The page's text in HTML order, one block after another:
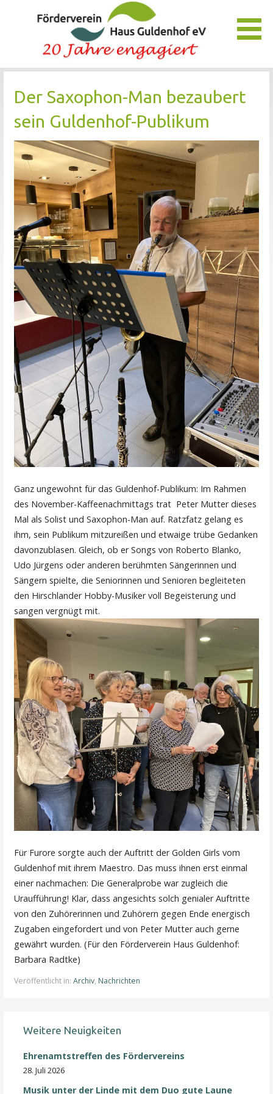
Unser Verein bietet Interessierten viele Möglichkeiten, das
Pflegezentrum Haus Guldenhof zu unterstützen und zu
fördern.
Der Saxophon-Man bezaubert
sein Guldenhof-Publikum
Ganz ungewohnt für das Guldenhof-Publikum: Im Rahmen
des November-Kaffeenachmittags trat Peter Mutter dieses
Mal als Solist und Saxophon-Man auf. Ratzfatz gelang es
ihm, sein Publikum mitzureißen und etwaige trübe Gedanken
davonzublasen. Gleich, ob er Songs von Roberto Blanko,
Udo Jürgens oder anderen berühmten Sängerinnen und
Sängern spielte, die Seniorinnen und Senioren begleiteten
den Hirschlander Hobby-Musiker voll Begeisterung und
sangen vergnügt mit.
Für Furore sorgte auch der Auftritt der Golden Girls vom
Guldenhof mit ihrem Maestro. Das muss ihnen erst einmal
einer nachmachen: Die Generalprobe war zugleich die
Uraufführung! Klar, dass angesichts solch genialer Auftritte
von den Zuhörerinnen und Zuhörern gegen Ende energisch
Zugaben eingefordert und von Peter Mutter auch gerne
gewährt wurden. (Für den Förderverein Haus Guldenhof:
Barbara Radtke)
Veröffentlicht in:Archiv, Nachrichten
Weitere Neuigkeiten
Ehrenamtstreffen des Fördervereins
28. Juli 2026
Musik unter der Linde mit dem Duo gute Laune